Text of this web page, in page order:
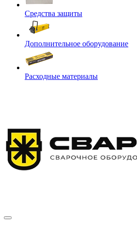
Средства защиты
Дополнительное оборудование
Расходные материалы